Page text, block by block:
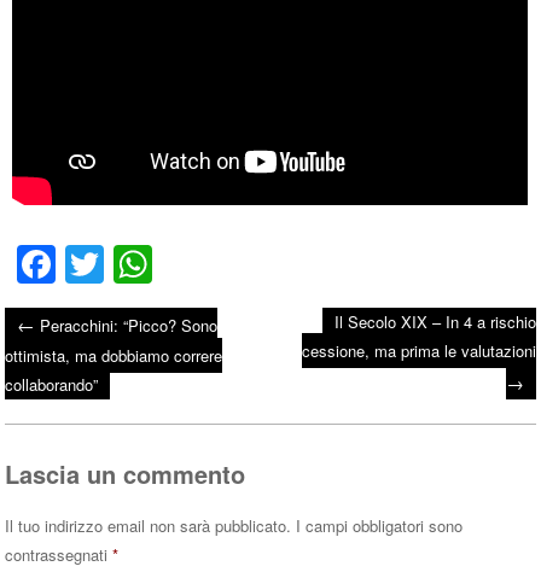
Fa
ce
bo
ok
T
wi
tte
r
ha
ts
A
pp
Post navigation
← Peracchini: “Picco? Sono
ottimista, ma dobbiamo correre
collaborando”
Il Secolo XIX – In 4 a rischio
cessione, ma prima le valutazioni
→
Lascia un commento
Il tuo indirizzo email non sarà pubblicato. I campi obbligatori sono
contrassegnati*